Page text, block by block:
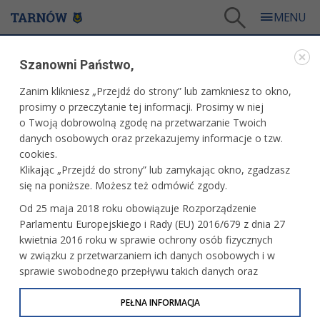
Berneńczyki opanują Tarnów po raz trzynasty!
WARTO PRZECZYTAĆ
BERNEŃCZYKI OPANUJĄ TARNÓW PO RAZ
TRZYNASTY!
01.06.2026, 09:29 Redakcja tarnow.pl
Trzynastka może być szczęśliwą liczbą - bo właśnie po raz
trzynasty w naszym mieście odbędzie się Tarnowski Zjazd
Berneńczyków. Barwnie przebrane czworonogi i ich
opiekunowie pojawią się w centrum w ten piątek, 5
czerwca.
Szanowni Państwo,
Zanim klikniesz „Przejdź do strony” lub zamkniesz to okno,
prosimy o przeczytanie tej informacji. Prosimy w niej
o Twoją dobrowolną zgodę na przetwarzanie Twoich
danych osobowych oraz przekazujemy informacje o tzw.
cookies.
Klikając „Przejdź do strony” lub zamykając okno, zgadzasz
się na poniższe. Możesz też odmówić zgody.
Od 25 maja 2018 roku obowiązuje Rozporządzenie
Parlamentu Europejskiego i Rady (EU) 2016/679 z dnia 27
kwietnia 2016 roku w sprawie ochrony osób fizycznych
w związku z przetwarzaniem ich danych osobowych i w
sprawie swobodnego przepływu takich danych oraz
uchylenia dyrektywy 95/46/WE (określane jako RODO, GDPR
lub Ogólne Rozporządzenie o Ochronie Danych
PEŁNA INFORMACJA